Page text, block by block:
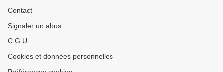
Contact
Signaler un abus
C.G.U.
Cookies et données personnelles